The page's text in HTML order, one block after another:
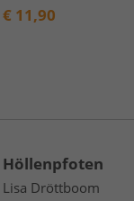
€ 11,90
Höllenpfoten
Lisa Dröttboom